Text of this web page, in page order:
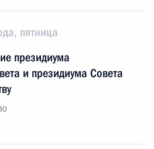
пятница
президиума
и президиума Совета